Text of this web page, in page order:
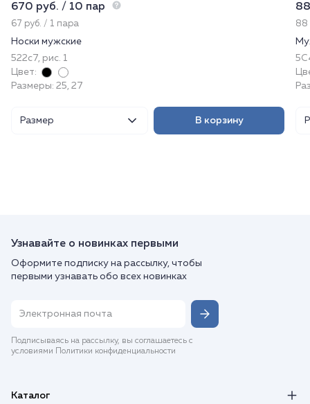
670 руб. / 10 пар
67 руб. / 1 пара
Носки мужские
522с7, рис. 1
Цвет:
Размеры: 25, 27
Размер В корзину
88
Узнавайте о новинках первыми
Оформите подписку на рассылку, чтобы
первыми узнавать обо всех новинках
Подписываясь на рассылку, вы соглашаетесь с
условиями Политики конфиденциальности
Каталог